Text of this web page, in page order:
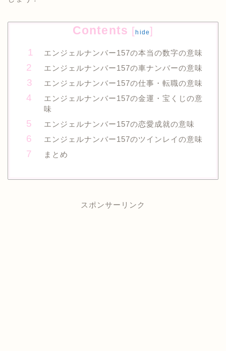
Contents [hide]
エンジェルナンバー157の本当の数字の意味
エンジェルナンバー157の車ナンバーの意味
エンジェルナンバー157の仕事・転職の意味
エンジェルナンバー157の金運・宝くじの意
味
エンジェルナンバー157の恋愛成就の意味
エンジェルナンバー157のツインレイの意味
まとめ
スポンサーリンク